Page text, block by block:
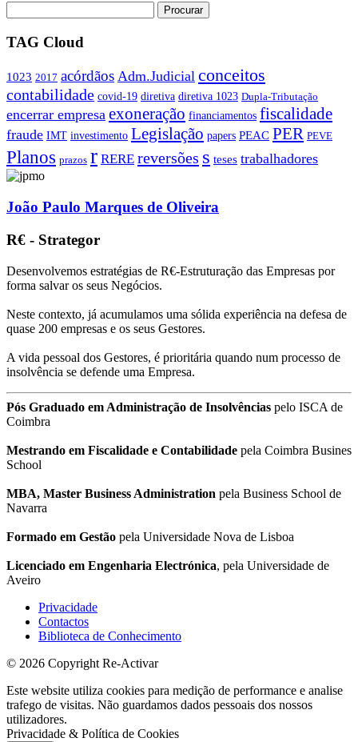
TAG Cloud
1023 2017 acórdãos Adm.Judicial conceitos
contabilidade covid-19 diretiva diretiva 1023 Dupla-Tributação
encerrar empresa exoneração financiamentos fiscalidade
fraude IMT investimento Legislação papers PEAC PER PEVE
Planos prazos r RERE reversões s teses trabalhadores
João Paulo Marques de Oliveira
R€ - Strategor
Desenvolvemos estratégias de R€-Estruturação das Empresas por
forma salvar os seus Negócios.
Neste contexto, já acumulamos uma sólida experiência na defesa de
quase 200 empresas e os seus Gestores.
A vida pessoal dos Gestores, é prioritária quando num processo de
insolvência se defende uma Empresa.
Pós Graduado em Administração de Insolvências pelo ISCA de
Coimbra
Mestrando em Fiscalidade e Contabilidade pela Coimbra Busines
School
MBA, Master Business Administration pela Business School de
Navarra
Formado em Gestão pela Universidade Nova de Lisboa
Licenciado em Engenharia Electrónica, pela Universidade de
Aveiro
Privacidade
Contactos
Biblioteca de Conhecimento
© 2026 Copyright Re-Activar
Este website utiliza cookies para medição de performance e analise
trafego de visitas. Não guardamos dados pessoais dos nossos
utilizadores.
Privacidade & Política de Cookies